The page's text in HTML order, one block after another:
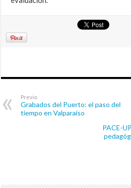
Previo
Grabados del Puerto: el paso del
tiempo en Valparaíso
PACE-